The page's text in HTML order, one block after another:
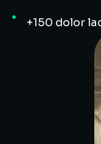
+150 dolor